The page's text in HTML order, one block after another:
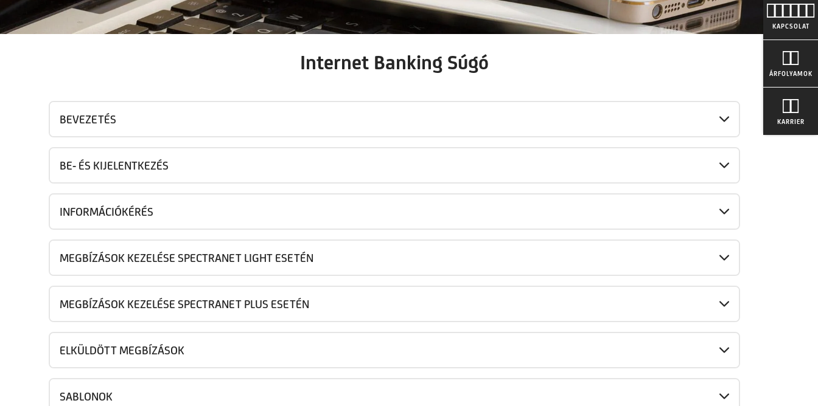
KAPCSOLAT
ÁRFOLYAMOK
KARRIER
Internet Banking Súgó
BEVEZETÉS
BE- ÉS KIJELENTKEZÉS
INFORMÁCIÓKÉRÉS
MEGBÍZÁSOK KEZELÉSE SPECTRANET LIGHT ESETÉN
MEGBÍZÁSOK KEZELÉSE SPECTRANET PLUS ESETÉN
ELKÜLDÖTT MEGBÍZÁSOK
SABLONOK